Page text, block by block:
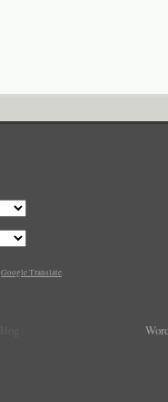
Google Translate.